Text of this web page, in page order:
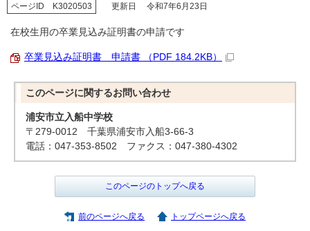
ページID K3020503 更新日 令和7年6月23日
在校生用の卒業見込み証明書の申請です
卒業見込み証明書 申請書 （PDF 184.2KB）
このページに関するお問い合わせ
浦安市立入船中学校
〒279-0012 千葉県浦安市入船3-66-3
電話：047-353-8502 ファクス：047-380-4302
このページのトップへ戻る
前のページへ戻る トップページへ戻る